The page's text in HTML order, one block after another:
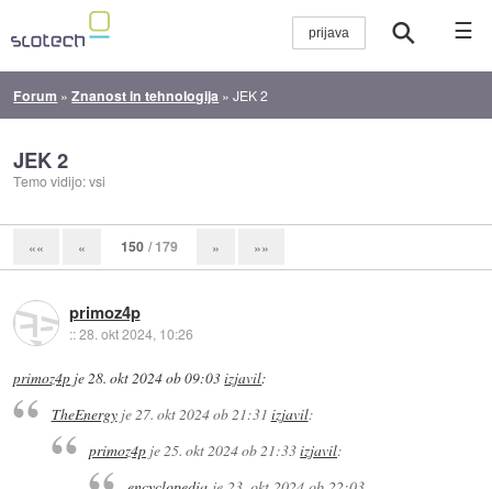
☰
Forum »Znanost in tehnologija »JEK 2
JEK 2
Temo vidijo: vsi
«« « 150 / 179 » »»
primoz4p
::28. okt 2024, 10:26
primoz4p je28. okt 2024 ob 09:03izjavil:
TheEnergyje27. okt 2024 ob 21:31 izjavil:
primoz4p je25. okt 2024 ob 21:33izjavil: